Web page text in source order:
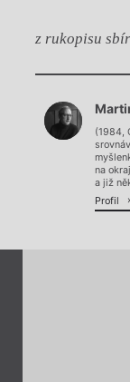
z rukopisu
(1984,
na
a již
Profil